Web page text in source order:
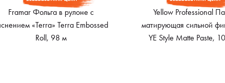
Framar Фольга в рулоне с
«Terra» Terra Embossed
Roll, 98 м
Yellow Professional
матирующая сильной
YE Style Matte Paste,